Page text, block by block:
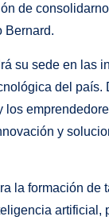
de
Bernard.
su sede en las
del país.
y
la formación de
artificial,